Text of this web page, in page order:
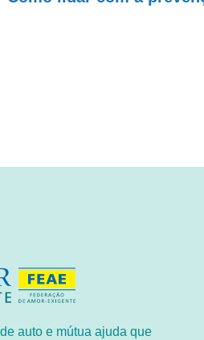
auto e mútua ajuda que